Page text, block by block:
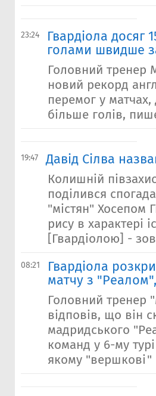
23:24
Гвардіола досяг
голами швидше
Головний тренер
новий рекорд
перемог у
більше голів,
19:47 Давід Сілва
Колишній
поділився
"містян" Хосепом
рису в характері
[Гвардіолою] -
08:21
Гвардіола
матчу з
Головний тренер
відповів, що він
мадридського
команд у 6-му
якому "вершкові"